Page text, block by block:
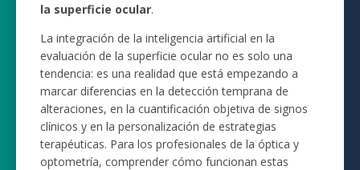
la superficie ocular.
La integración de la inteligencia artificial en la
evaluación de la superficie ocular no es solo una
tendencia: es una realidad que está empezando a
marcar diferencias en la detección temprana de
alteraciones, en la cuantificación objetiva de signos
clínicos y en la personalización de estrategias
terapéuticas. Para los profesionales de la óptica y
optometría, comprender cómo funcionan estas